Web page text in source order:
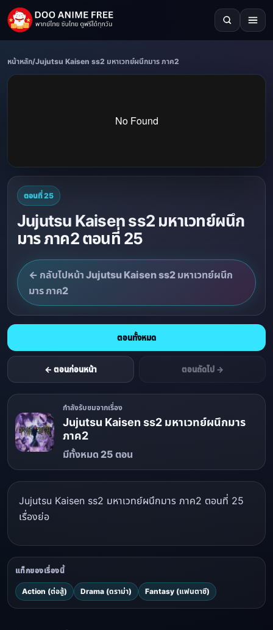
หน้าหลัก/Jujutsu Kaisen ss2 มหาเวทย์ผนึกมาร ภาค2
ตอนที่ 25
Jujutsu Kaisen ss2 มหาเวทย์ผนึก
มาร ภาค2 ตอนที่ 25
← กลับไปหน้า Jujutsu Kaisen ss2 มหาเวทย์ผนึก
มาร ภาค2
← ตอนก่อนหน้า
ตอนทั้งหมด
ตอนถัดไป →
กำลังรับชมจากเรื่อง
Jujutsu Kaisen ss2 มหาเวทย์ผนึกมาร
ภาค2
มีทั้งหมด 25 ตอน
Jujutsu Kaisen ss2 มหาเวทย์ผนึกมาร ภาค2 ตอนที่ 25
เรื่องย่อ
แท็กของเรื่องนี้
Action (ต่อสู้) Drama (ดราม่า) Fantasy (แฟนตาซี)